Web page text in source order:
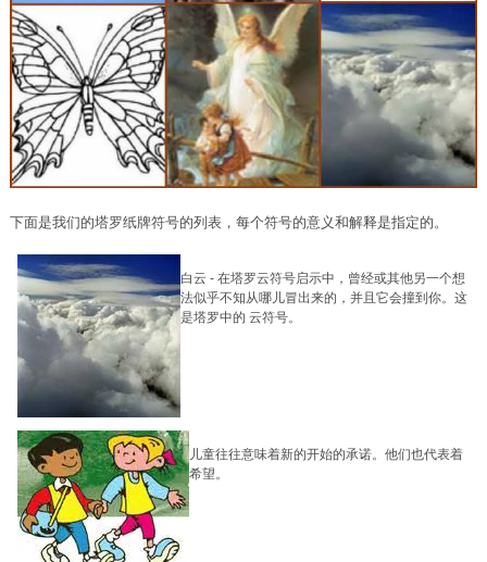
下面是我们的塔罗纸牌符号的列表，每个符号的意义和解释是指定的。
白云 - 在塔罗云符号启示中，曾经或其他另一个想
法似乎不知从哪儿冒出来的，并且它会撞到你。这
是塔罗中的 云符号。
儿童往往意味着新的开始的承诺。他们也代表着
希望。